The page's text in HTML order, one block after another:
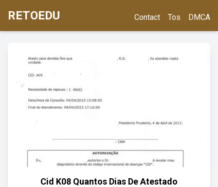
RETOEDU Contact Tos DMCA
Cid K08 Quantos Dias De Atestado